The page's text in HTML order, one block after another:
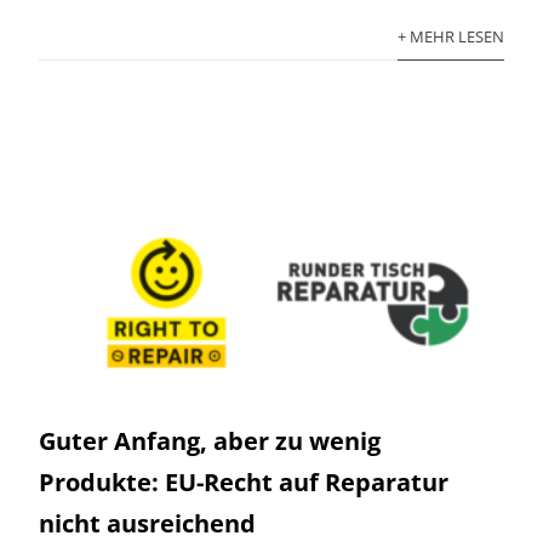
+ MEHR LESEN
Guter Anfang, aber zu wenig
Produkte: EU-Recht auf Reparatur
nicht ausreichend